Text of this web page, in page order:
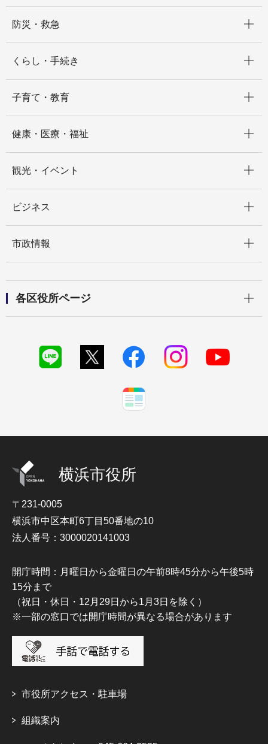
防災・救急
くらし・手続き
子育て・教育
健康・医療・福祉
観光・イベント
ビジネス
市政情報
各区役所ページ
横浜市役所
〒231-0005
横浜市中区本町6丁目50番地の10
法人番号：3000020141003
開庁時間：月曜日から金曜日の午前8時45分から午後5時
15分まで
（祝日・休日・12月29日から1月3日を除く）
※一部の窓口では開庁時間が異なる場合があります
市役所アクセス・駐車場
組織案内